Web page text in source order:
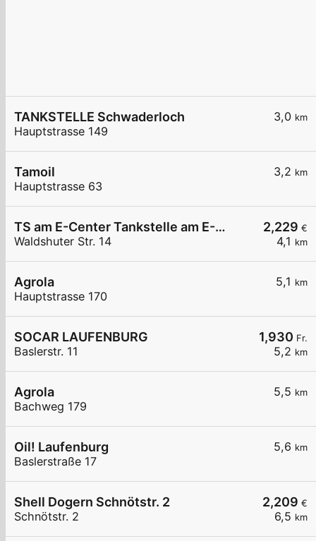
3,0 km
TANKSTELLE Schwaderloch
Hauptstrasse 149
3,2 km
Tamoil
Hauptstrasse 63
2,229 €
4,1 km
TS am E-Center Tankstelle am E-Center
Waldshuter Str. 14
5,1 km
Agrola
Hauptstrasse 170
1,930 Fr.
5,2 km
SOCAR LAUFENBURG
Baslerstr. 11
5,5 km
Agrola
Bachweg 179
5,6 km
Oil! Laufenburg
Baslerstraße 17
2,209 €
6,5 km
Shell Dogern Schnötstr. 2
Schnötstr. 2